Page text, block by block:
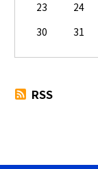
23
24
30
31
RSS